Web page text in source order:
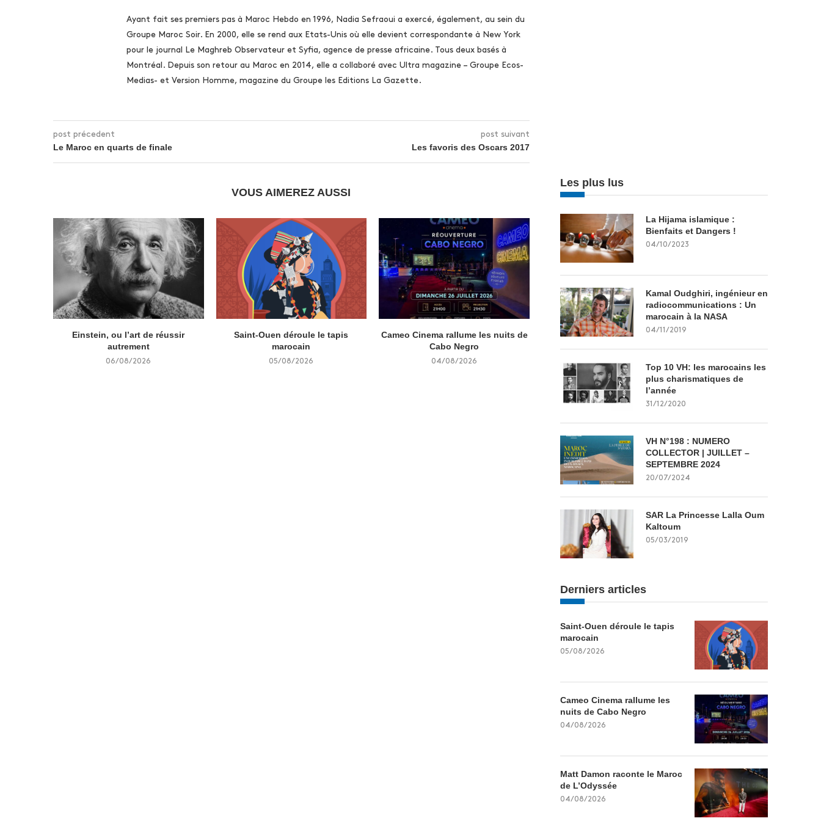
Ayant fait ses premiers pas à Maroc Hebdo en 1996, Nadia Sefraoui a exercé, également, au sein du
Groupe Maroc Soir. En 2000, elle se rend aux Etats-Unis où elle devient correspondante à New York
pour le journal Le Maghreb Observateur et Syfia, agence de presse africaine. Tous deux basés à
Montréal. Depuis son retour au Maroc en 2014, elle a collaboré avec Ultra magazine – Groupe Ecos-
Medias- et Version Homme, magazine du Groupe les Editions La Gazette.
post précedent
Le Maroc en quarts de finale
post suivant
Les favoris des Oscars 2017
VOUS AIMEREZ AUSSI
Einstein, ou l’art de réussir
autrement
06/08/2026
Saint-Ouen déroule le tapis
marocain
05/08/2026
Cameo Cinema rallume les nuits de
Cabo Negro
04/08/2026
Les plus lus
La Hijama islamique :
Bienfaits et Dangers !
04/10/2023
Kamal Oudghiri, ingénieur en
radiocommunications : Un
marocain à la NASA
04/11/2019
Top 10 VH: les marocains les
plus charismatiques de
l’année
31/12/2020
VH N°198 : NUMERO
COLLECTOR | JUILLET –
SEPTEMBRE 2024
20/07/2024
SAR La Princesse Lalla Oum
Kaltoum
05/03/2019
Derniers articles
Saint-Ouen déroule le tapis
marocain
05/08/2026
Cameo Cinema rallume les
nuits de Cabo Negro
04/08/2026
Matt Damon raconte le Maroc
de L’Odyssée
04/08/2026